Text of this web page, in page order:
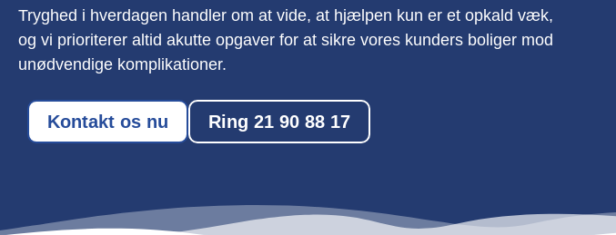
Tryghed i hverdagen handler om at vide, at hjælpen kun er et opkald væk,
og vi prioriterer altid akutte opgaver for at sikre vores kunders boliger mod
unødvendige komplikationer.
Kontakt os nu Ring 21 90 88 17